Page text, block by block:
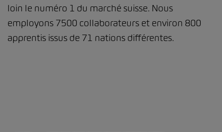
loin le numéro 1 du marché suisse. Nous
employons 7500 collaborateurs et environ 800
apprentis issus de 71 nations différentes.